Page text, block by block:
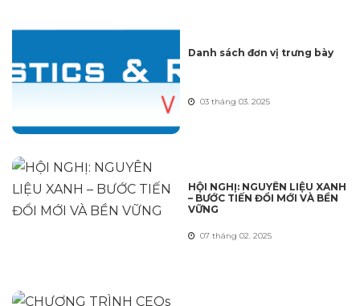
Danh sách đơn vị trưng bày
03 tháng 03. 2025
HỘI NGHỊ: NGUYÊN LIỆU XANH
– BƯỚC TIẾN ĐỔI MỚI VÀ BỀN
VỮNG
07 tháng 02. 2025